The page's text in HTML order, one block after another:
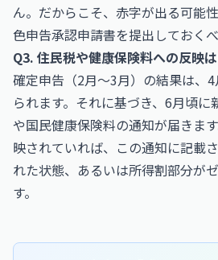
ん。だからこそ、赤字が出る可能
色申告承認申請書を提出しておくべ
Q3. 住民税や健康保険料への反映
確定申告（2月〜3月）の結果は、
られます。それに基づき、6月頃
や国民健康保険料の通知が届きま
映されていれば、この通知に記載
れた状態、あるいは所得割部分が
す。